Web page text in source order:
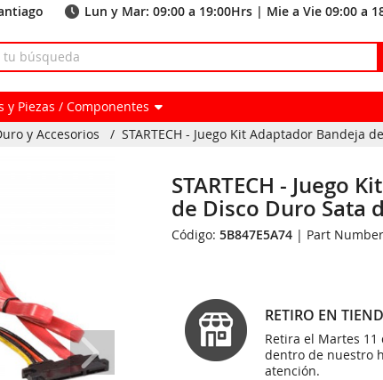
Lun y Mar: 09:00 a 19:00Hrs | Mie a Vie 09:00 a
y Piezas / Componentes
y Accesorios / STARTECH - Juego Kit Adaptador Bandeja
STARTECH - Juego
de Disco Duro Sata
Código:5B847E5A74 | Part
RETIRO EN
Retira el Martes 11
dentro de nuestro
atención.